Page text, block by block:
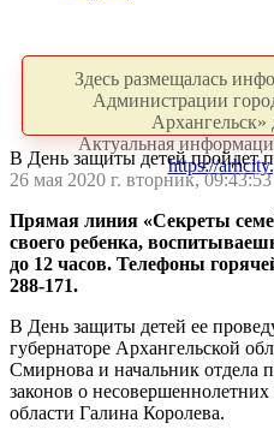
Здесь размещалась
Администрации
Архангельск»
Актуальная
https://
В День защиты детей пройдет
26 мая 2020 г. вторник, 09:43:53
Прямая линия «Секреты
своего ребенка,
до 12 часов. Телефоны
288-171.
В День защиты детей ее
губернаторе Архангельской
Смирнова и начальник отдела
законов о
области Галина Королева.